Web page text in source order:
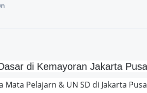
di Kemayoran Jakarta
Mata Pelajarn & UN SD di Jakarta